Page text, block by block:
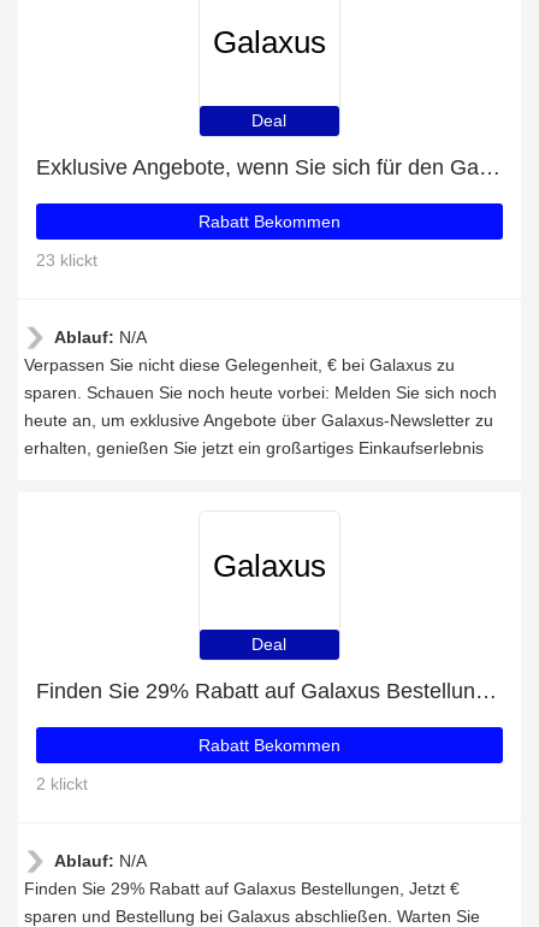
Galaxus
Deal
Exklusive Angebote, wenn Sie sich für den Galaxus-Newsletter anmelden
Rabatt Bekommen
23 klickt
Ablauf: N/A
Verpassen Sie nicht diese Gelegenheit, € bei Galaxus zu
sparen. Schauen Sie noch heute vorbei: Melden Sie sich noch
heute an, um exklusive Angebote über Galaxus-Newsletter zu
erhalten, genießen Sie jetzt ein großartiges Einkaufserlebnis
Galaxus
Deal
Finden Sie 29% Rabatt auf Galaxus Bestellungen
Rabatt Bekommen
2 klickt
Ablauf: N/A
Finden Sie 29% Rabatt auf Galaxus Bestellungen, Jetzt €
sparen und Bestellung bei Galaxus abschließen. Warten Sie